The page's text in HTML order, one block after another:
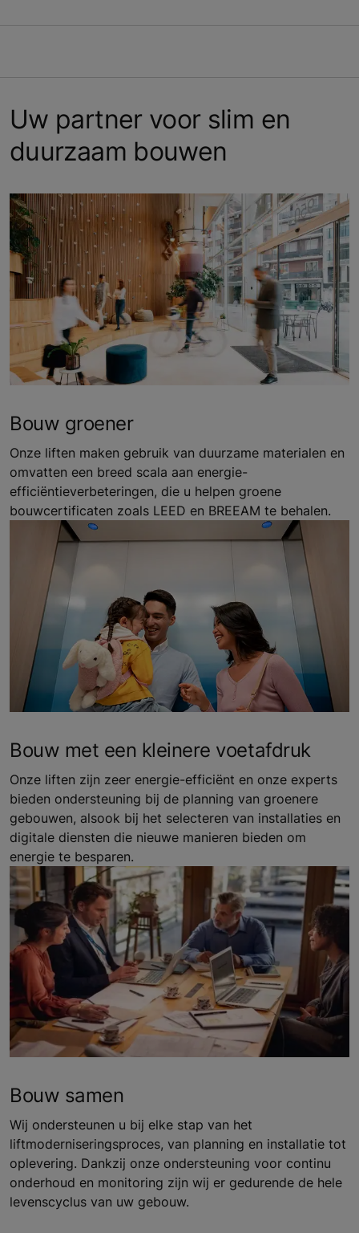
Uw partner voor slim en
duurzaam bouwen
Bouw groener
Onze liften maken gebruik van duurzame materialen en
omvatten een breed scala aan energie-
efficiëntieverbeteringen, die u helpen groene
bouwcertificaten zoals LEED en BREEAM te behalen.
Bouw met een kleinere voetafdruk
Onze liften zijn zeer energie-efficiënt en onze experts
bieden ondersteuning bij de planning van groenere
gebouwen, alsook bij het selecteren van installaties en
digitale diensten die nieuwe manieren bieden om
energie te besparen.
Bouw samen
Wij ondersteunen u bij elke stap van het
liftmoderniseringsproces, van planning en installatie tot
oplevering. Dankzij onze ondersteuning voor continu
onderhoud en monitoring zijn wij er gedurende de hele
levenscyclus van uw gebouw.